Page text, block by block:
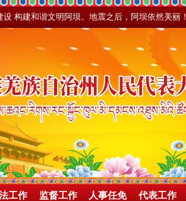
构建和谐文明阿坝。地震之后，阿坝依然美丽！
工作 监督工作 人事任免 代表工作